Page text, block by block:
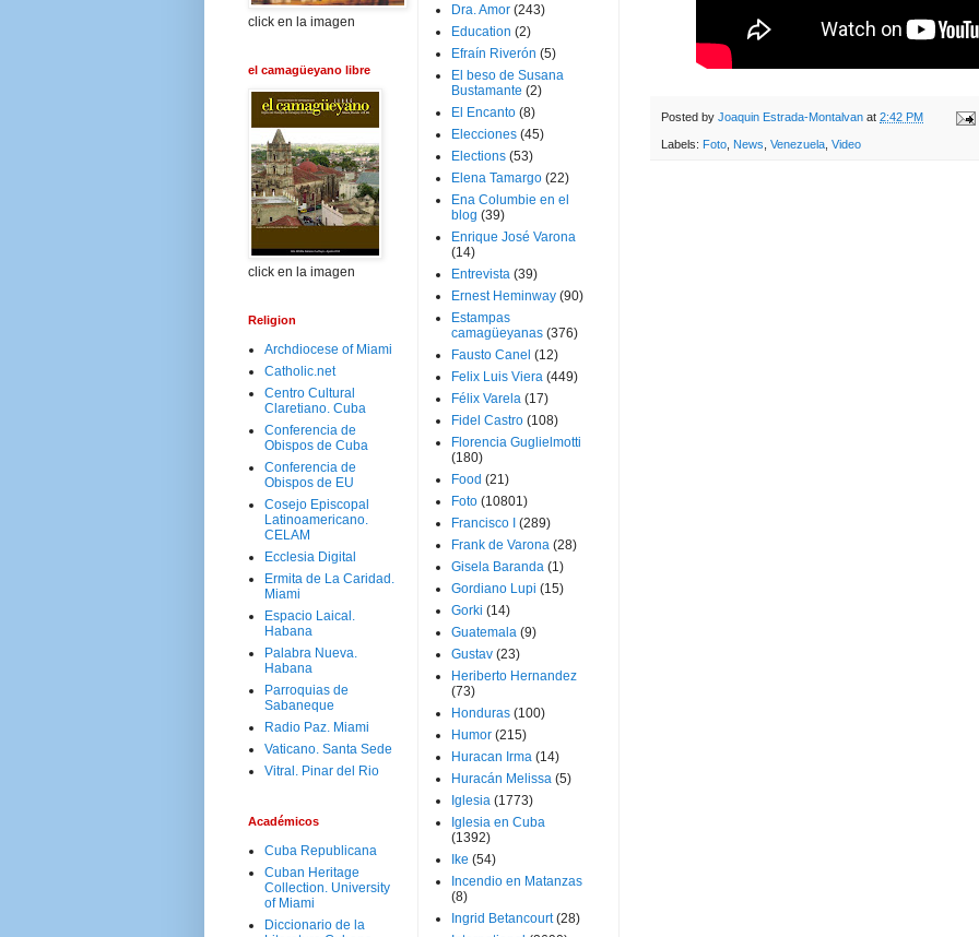
Posted by Joaquin Estrada-Montalvan at 2:42 PM
Labels: Foto News Venezuela Video
click en la imagen
el camagüeyano libre
click en la imagen
Religion
Archdiocese of Miami
Catholic.net
Centro Cultural
Claretiano. Cuba
Conferencia de
Obispos de Cuba
Conferencia de
Obispos de EU
Cosejo Episcopal
Latinoamericano.
CELAM
Ecclesia Digital
Ermita de La Caridad.
Miami
Espacio Laical.
Habana
Palabra Nueva.
Habana
Parroquias de
Sabaneque
Radio Paz. Miami
Vaticano. Santa Sede
Vitral. Pinar del Rio
Académicos
Cuba Republicana
Cuban Heritage
Collection. University
of Miami
Diccionario de la
Dra. Amor (243)
Education (2)
Efraín Riverón (5)
El beso de Susana
Bustamante (2)
El Encanto (8)
Elecciones (45)
Elections (53)
Elena Tamargo (22)
Ena Columbie en el
blog (39)
Enrique José Varona
(14)
Entrevista (39)
Ernest Heminway (90)
Estampas
camagüeyanas (376)
Fausto Canel (12)
Felix Luis Viera (449)
Félix Varela (17)
Fidel Castro (108)
Florencia Guglielmotti
(180)
Food (21)
Foto (10801)
Francisco I
(289)
Frank de Varona (28)
Gisela Baranda (1)
Gordiano Lupi (15)
Gorki (14)
Guatemala (9)
Gustav (23)
Heriberto Hernandez
(73)
Honduras (100)
Humor (215)
Huracan Irma (14)
Huracán Melissa (5)
Iglesia (1773)
Iglesia en Cuba
(1392)
Ike (54)
Incendio en Matanzas
(8)
Ingrid Betancourt (28)